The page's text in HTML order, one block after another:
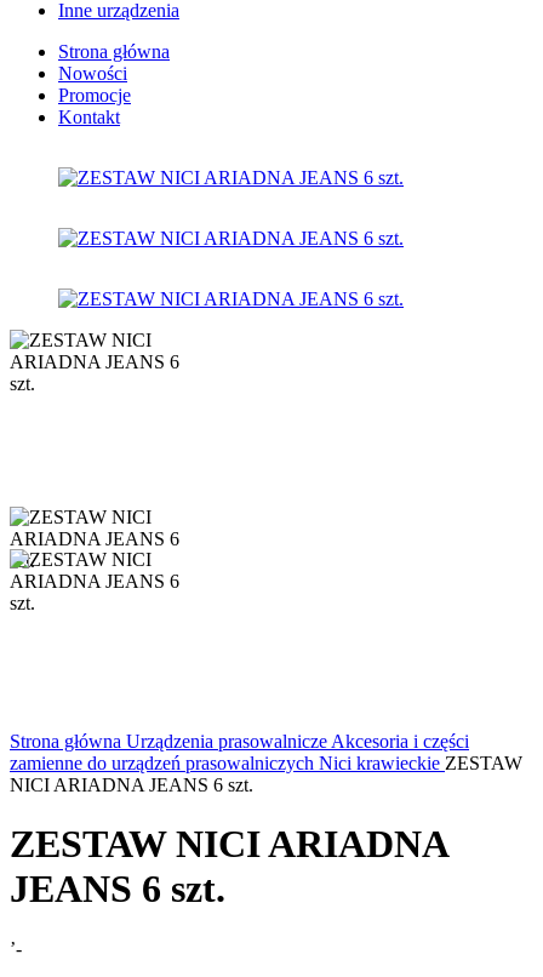
Inne urządzenia
Strona główna
Nowości
Promocje
Kontakt
Strona główna Urządzenia prasowalnicze Akcesoria i części
zamienne do urządzeń prasowalniczych Nici krawieckie ZESTAW
NICI ARIADNA JEANS 6 szt.
ZESTAW NICI ARIADNA
JEANS 6 szt.
’-